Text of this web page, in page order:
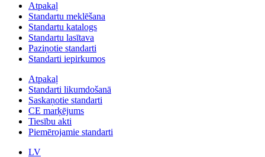
Atpakaļ
Standartu meklēšana
Standartu katalogs
Standartu lasītava
Paziņotie standarti
Standarti iepirkumos
Atpakaļ
Standarti likumdošanā
Saskaņotie standarti
CE marķējums
Tiesību akti
Piemērojamie standarti
LV